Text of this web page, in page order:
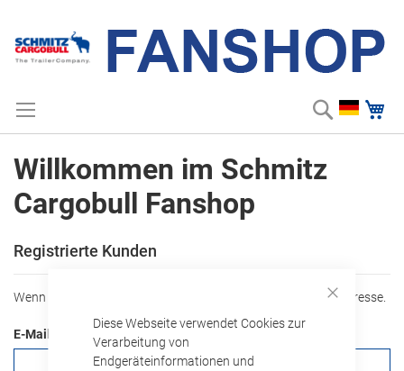
Diese Webseite verwendet Cookies zur
Verarbeitung von
Endgeräteinformationen und
Zum
Inhalt
springen
Suche
Suchbegriff
Willkommen im Schmitz
Cargobull Fanshop
Registrierte Kunden
ANMELDEDATEN
Wenn Sie ein Konto haben, melden Sie sich mit Ihrer e-Mail-Adresse.
E-Mail